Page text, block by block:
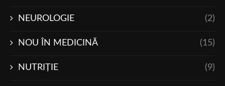
NEUROLOGIE (2)
NOU ÎN MEDICINĂ (15)
NUTRIŢIE (9)